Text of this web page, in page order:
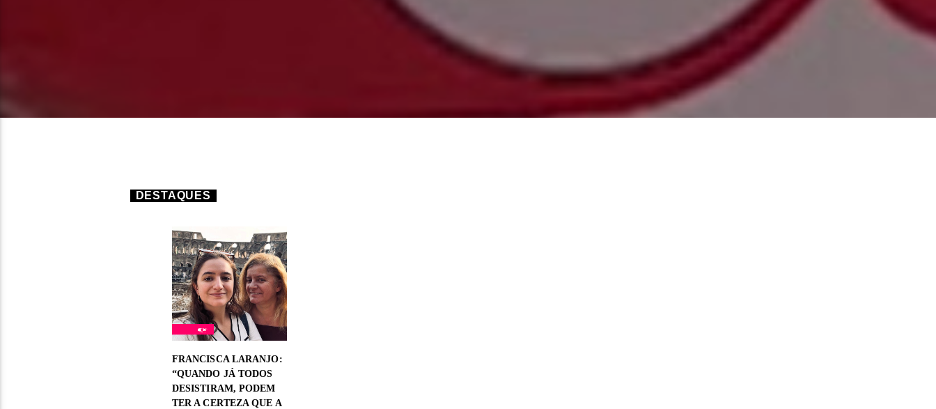
DESTAQUES
FRANCISCA LARANJO:
“QUANDO JÁ TODOS
DESISTIRAM, PODEM
TER A CERTEZA QUE A